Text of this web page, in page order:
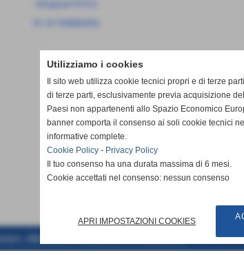
Utilizziamo i cookies
Il sito web utilizza cookie tecnici propri e di terze
di terze parti, esclusivamente previa acquisizione
Paesi non appartenenti allo Spazio Economico
banner comporta il consenso ai soli cookie tecnici
informative complete.
Cookie Policy - Privacy Policy
Il tuo consenso ha una durata massima di 6 mesi.
Cookie accettati nel consenso: nessun consenso
APRI IMPOSTAZIONI COOKIES